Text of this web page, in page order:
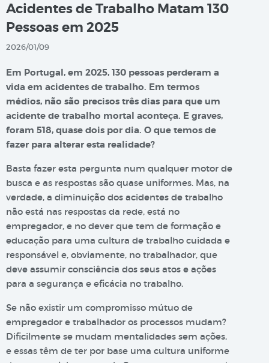
Acidentes de Trabalho Matam 130
Pessoas em 2025
2026/01/09
Em Portugal, em 2025, 130 pessoas perderam a
vida em acidentes de trabalho. Em termos
médios, não são precisos três dias para que um
acidente de trabalho mortal aconteça. E graves,
foram 518, quase dois por dia. O que temos de
fazer para alterar esta realidade?
Basta fazer esta pergunta num qualquer motor de
busca e as respostas são quase uniformes. Mas, na
verdade, a diminuição dos acidentes de trabalho
não está nas respostas da rede, está no
empregador, e no dever que tem de formação e
educação para uma cultura de trabalho cuidada e
responsável e, obviamente, no trabalhador, que
deve assumir consciência dos seus atos e ações
para a segurança e eficácia no trabalho.
Se não existir um compromisso mútuo de
empregador e trabalhador os processos mudam?
Dificilmente se mudam mentalidades sem ações,
e essas têm de ter por base uma cultura uniforme